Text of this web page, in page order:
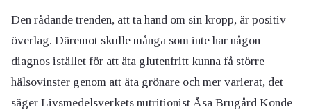
Den rådande trenden, att ta hand om sin kropp, är positiv
överlag. Däremot skulle många som inte har någon
diagnos istället för att äta glutenfritt kunna få större
hälsovinster genom att äta grönare och mer varierat, det
säger Livsmedelsverkets nutritionist Åsa Brugård Konde